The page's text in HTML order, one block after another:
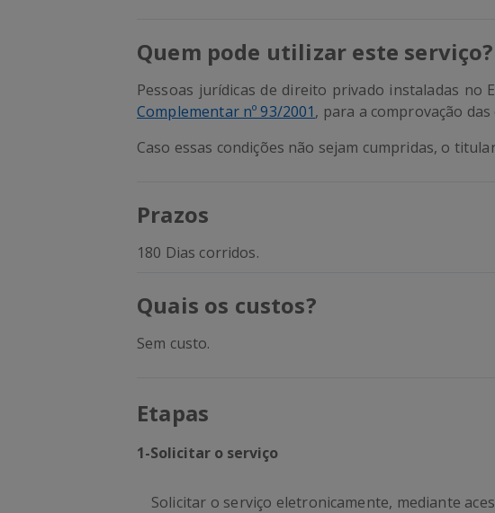
Quem pode utilizar este serviço?
Pessoas jurídicas de direito privado instaladas no
Complementar nº 93/2001, para a comprovação
Caso essas condições não sejam cumpridas, o
Prazos
180 Dias corridos.
Quais os custos?
Sem custo.
Etapas
1-Solicitar o serviço
Solicitar o serviço eletronicamente, mediante